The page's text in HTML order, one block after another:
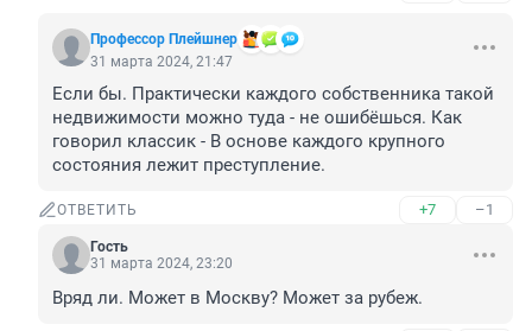
Профессор Плейшнер
31 марта 2024, 21:47
Если бы. Практически каждого собственника такой
недвижимости можно туда - не ошибёшься. Как
говорил классик - В основе каждого крупного
состояния лежит преступление.
ОТВЕТИТЬ +7 –1
Гость
31 марта 2024, 23:20
Вряд ли. Может в Москву? Может за рубеж.